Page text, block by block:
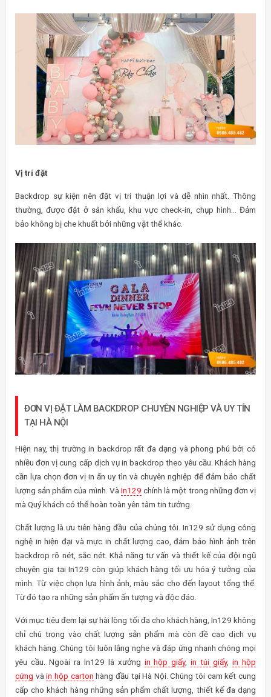
Vị trí đặt
Backdrop sự kiện nên đặt vị trí thuận lợi và dễ nhìn nhất. Thông
thường, được đặt ở sân khấu, khu vực check-in, chụp hình… Đảm
bảo không bị che khuất bởi những vật thể khác.
ĐƠN VỊ ĐẶT LÀM BACKDROP CHUYÊN NGHIỆP VÀ UY TÍN
TẠI HÀ NỘI
Hiện nay, thị trường in backdrop rất đa dạng và phong phú bởi có
nhiều đơn vị cung cấp dịch vụ in backdrop theo yêu cầu. Khách hàng
cần lựa chọn đơn vị in ấn uy tìn và chuyên nghiệp để đảm bảo chất
lượng sản phẩm của mình. Và In129 chính là một trong những đơn vị
mà Quý khách có thể hoàn toàn yên tâm tin tưởng.
Chất lượng là ưu tiên hàng đầu của chúng tôi. In129 sử dụng công
nghệ in hiện đại và mực in chất lượng cao, đảm bảo hình ảnh trên
backdrop rõ nét, sắc nét. Khả năng tư vấn và thiết kế của đội ngũ
chuyên gia tại In129 còn giúp khách hàng tối ưu hóa ý tưởng của
mình. Từ việc chọn lựa hình ảnh, màu sắc cho đến layout tổng thể.
Từ đó tạo ra những sản phẩm ấn tượng và độc đáo.
Với mục tiêu đem lại sự hài lòng tối đa cho khách hàng, In129 không
chỉ chú trọng vào chất lượng sản phẩm mà còn đề cao dịch vụ
khách hàng. Chúng tôi luôn lắng nghe và đáp ứng nhanh chóng mọi
yêu cầu. Ngoài ra In129 là xưởng in hộp giấy,in túi giấy,in hộp
cứng vàin hộp carton hàng đầu tại Hà Nội. Chúng tôi cam kết cung
cấp cho khách hàng những sản phẩm chất lượng, thiết kế đa dạng